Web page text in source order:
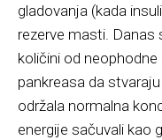
gladovanja (kada
rezerve masti. Danas
količini od
pankreasa da
održala normalna
energije sačuvali kao